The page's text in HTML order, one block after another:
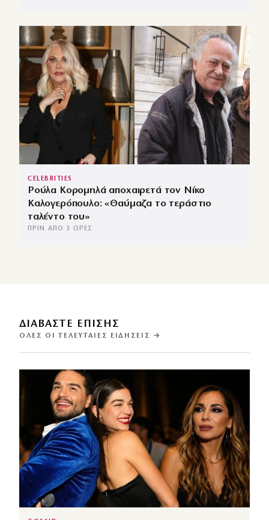
CELEBRITIES
Ρούλα Κορομηλά αποχαιρετά τον Νίκο
Καλογερόπουλο: «Θαύμαζα το τεράστιο
ταλέντο του»
ΠΡΙΝ ΑΠΌ 3 ΏΡΕΣ
ΔΙΑΒΑΣΤΕ ΕΠΙΣΗΣ
ΌΛΕΣ ΟΙ ΤΕΛΕΥΤΑΊΕΣ ΕΙΔΉΣΕΙΣ →